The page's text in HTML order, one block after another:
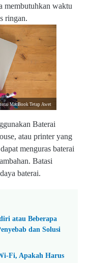
membutuhkan waktu
ringan.
MacBook Tetap Awet
Baterai
atau printer yang
menguras baterai
Batasi
baterai.
atau Beberapa
dan Solusi
Fi, Apakah Harus